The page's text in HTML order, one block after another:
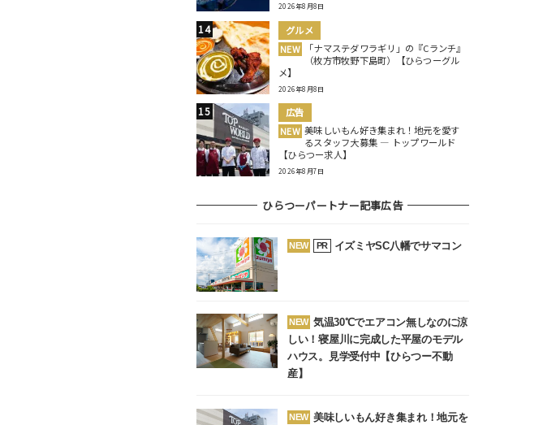
2026年8月8日
グルメ
NEW
「ナマステダワラギリ」の『Cランチ』
（枚方市牧野下島町）【ひらつーグル
メ】
2026年8月8日
広告
NEW 美味しいもん好き集まれ！地元を愛す
るスタッフ大募集 ― トップワールド
【ひらつー求人】
2026年8月7日
ひらつーパートナー記事広告
NEW PR イズミヤSC八幡でサマコン
NEW 気温30℃でエアコン無しなのに涼
しい！寝屋川に完成した平屋のモデル
ハウス。見学受付中【ひらつー不動
産】
NEW 美味しいもん好き集まれ！地元を